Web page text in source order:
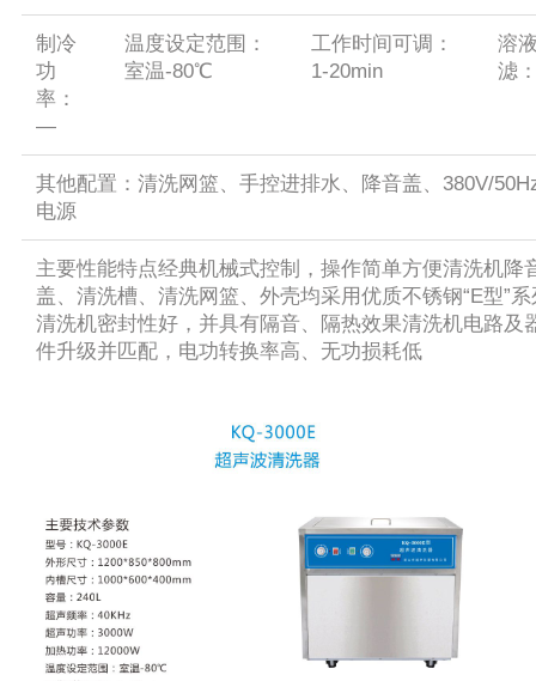
制冷
功
率：
—
温度设定范围：
室温-80℃
工作时间可调：
1-20min
溶
滤
其他配置：清洗网篮、手控进排水、降音盖、380V/
电源
主要性能特点经典机械式控制，操作简单方便清洗机降
盖、清洗槽、清洗网篮、外壳均采用优质不锈钢“E型”系
清洗机密封性好，并具有隔音、隔热效果清洗机电路及
件升级并匹配，电功转换率高、无功损耗低